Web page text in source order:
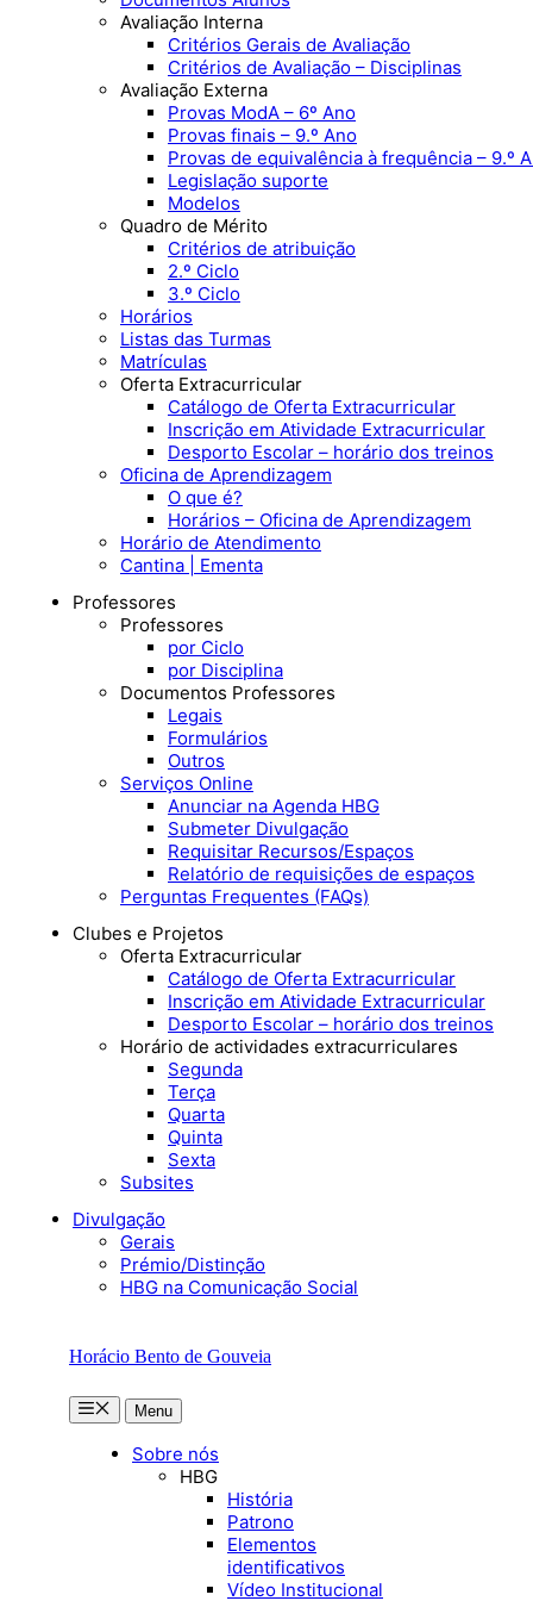
Avaliação Interna
Critérios Gerais de Avaliação
Critérios de Avaliação – Disciplinas
Avaliação Externa
Provas ModA – 6º Ano
Provas finais – 9.º Ano
Provas de equivalência à frequência – 9.º
Legislação suporte
Modelos
Quadro de Mérito
Critérios de atribuição
2.º Ciclo
3.º Ciclo
Horários
Listas das Turmas
Matrículas
Oferta Extracurricular
Catálogo de Oferta Extracurricular
Inscrição em Atividade Extracurricular
Desporto Escolar – horário dos treinos
Oficina de Aprendizagem
O que é?
Horários – Oficina de Aprendizagem
Horário de Atendimento
Cantina | Ementa
Professores
Professores
por Ciclo
por Disciplina
Documentos Professores
Legais
Formulários
Outros
Serviços Online
Anunciar na Agenda HBG
Submeter Divulgação
Requisitar Recursos/Espaços
Relatório de requisições de espaços
Perguntas Frequentes (FAQs)
Clubes e Projetos
Oferta Extracurricular
Catálogo de Oferta Extracurricular
Inscrição em Atividade Extracurricular
Desporto Escolar – horário dos treinos
Horário de actividades extracurriculares
Segunda
Terça
Quarta
Quinta
Sexta
Subsites
Divulgação
Gerais
Prémio/Distinção
HBG na Comunicação Social
Horácio Bento de Gouveia
MenuMenu
Sobre nós
HBG
História
Patrono
Elementos
identificativos
Vídeo Institucional